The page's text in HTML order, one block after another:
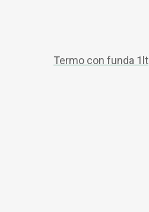
Termo con funda 1lt